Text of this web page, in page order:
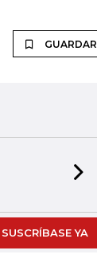
GUARDAR
SUSCRÍBASE YA